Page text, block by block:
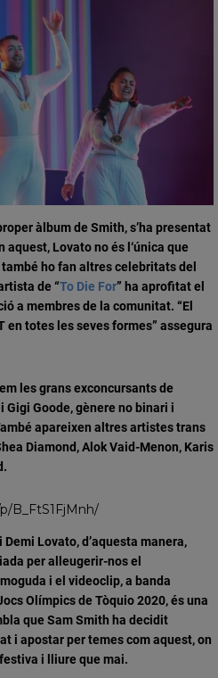
àlbum de Smith, s’ha presentat
aquest, Lovato no és l‘única que
ho fan altrescelebritats del
de “To Die For” ha aprofitat el
a membres de la comunitat. “El
totes les seves formes” assegura
les grans exconcursants de
Gigi Goode, gènere no binari i
apareixen altresartistes trans
Diamond, Alok Vaid-Menon, Karis
B_FtS1FjMnh/
Lovato, d’aquesta manera,
peralleugerir-nos el
i el videoclip, a banda
Olímpics de Tòquio 2020, és una
que Sam Smith ha decidit
i apostar per temes com aquest, on
i lliure que mai.